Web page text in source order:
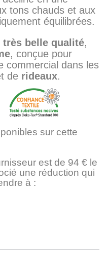
tons chauds et aux
équilibrées.
très belle qualité,
, conçue pour
commercial dans les
de rideaux.
sur cette
est de 94 € le
une réduction qui
à :